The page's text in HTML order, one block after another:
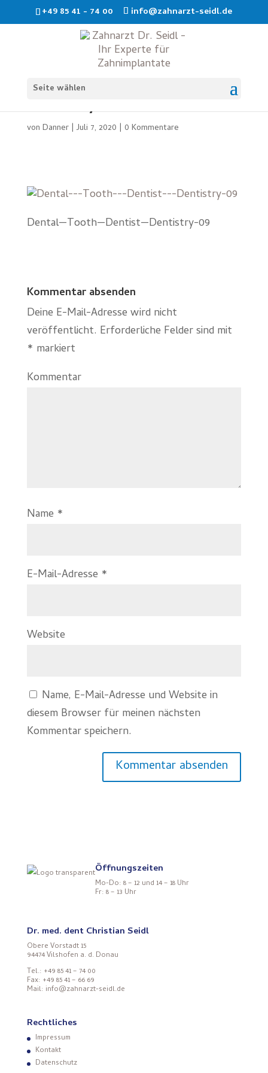
+49 85 41 - 74 00 info@zahnarzt-seidl.de
Seite wählen
Dental—Tooth—Dentist—
Dentistry-09
von Danner|Juli 7, 2020 | 0 Kommentare
Dental—Tooth—Dentist—Dentistry-09
Kommentar absenden
Deine E-Mail-Adresse wird nicht
veröffentlicht. Erforderliche Felder sind mit
* markiert
Kommentar
Name *
E-Mail-Adresse *
Website
Name, E-Mail-Adresse und Website in
diesem Browser für meinen nächsten
Kommentar speichern.
Öffnungszeiten
Mo-Do: 8 – 12 und 14 – 18 Uhr
Fr: 8 – 13 Uhr
Dr. med. dent Christian Seidl
Obere Vorstadt 15
94474 Vilshofen a. d. Donau
Tel.: +49 85 41 – 74 00
Fax: +49 85 41 – 66 69
Mail: info@zahnarzt-seidl.de
Rechtliches
Impressum
Kontakt
Datenschutz